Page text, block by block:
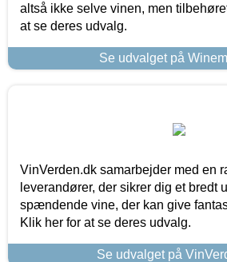
altså ikke selve vinen, men
at se deres udvalg.
Se udvalget på
VinVerden.dk samarbejder med en
leverandører, der sikrer dig et bredt
spændende vine, der kan give
Klik her for at se deres udvalg.
Se udvalget på